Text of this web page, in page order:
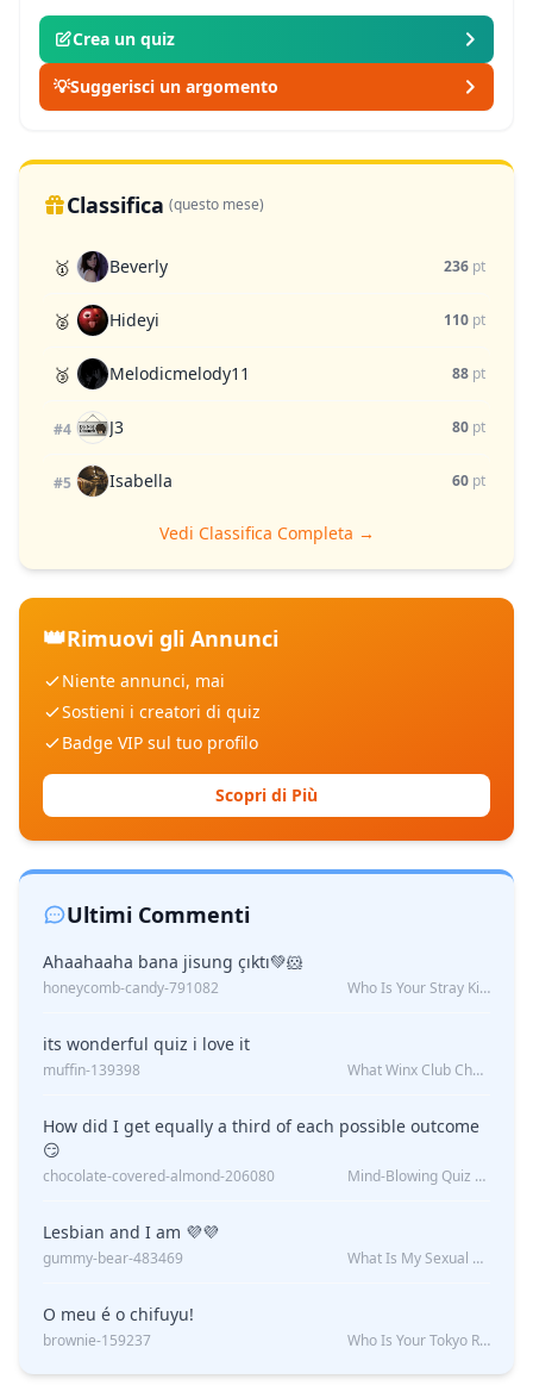
Crea un quiz
💡Suggerisci un argomento
Classifica (questo mese)
🥇 Beverly 236 pt
🥈 Hideyi 110 pt
🥉 Melodicmelody11 88 pt
#4 J3 80 pt
#5 Isabella 60 pt
Vedi Classifica Completa →
👑Rimuovi gli Annunci
Niente annunci, mai
Sostieni i creatori di quiz
Badge VIP sul tuo profilo
Scopri di Più
Ultimi Commenti
Ahaahaaha bana jisung çıktı💚🐹
honeycomb-candy-791082 Who Is Your Stray Kids Boyfriend?
its wonderful quiz i love it
muffin-139398 What Winx Club Character Are You?
How did I get equally a third of each possible outcome
😏
chocolate-covered-almond-206080 Mind-Blowing Quiz Reveals: Will I Be Alone Forever?
Lesbian and I am 💜💜
gummy-bear-483469 What Is My Sexual Orientation: Uncovered
O meu é o chifuyu!
brownie-159237 Who Is Your Tokyo Revengers Boyfriend?